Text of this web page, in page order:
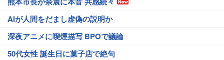
AIが人間をだまし虚偽の説明か
深夜アニメに喫煙描写 BPOで議論
50代女性 誕生日に菓子店で絶句